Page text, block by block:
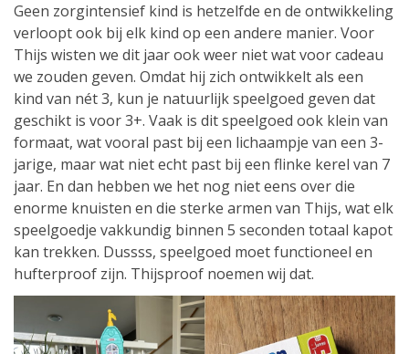
Geen zorgintensief kind is hetzelfde en de ontwikkeling
verloopt ook bij elk kind op een andere manier. Voor
Thijs wisten we dit jaar ook weer niet wat voor cadeau
we zouden geven. Omdat hij zich ontwikkelt als een
kind van nét 3, kun je natuurlijk speelgoed geven dat
geschikt is voor 3+. Vaak is dit speelgoed ook klein van
formaat, wat vooral past bij een lichaampje van een 3-
jarige, maar wat niet echt past bij een flinke kerel van 7
jaar. En dan hebben we het nog niet eens over die
enorme knuisten en die sterke armen van Thijs, wat elk
speelgoedje vakkundig binnen 5 seconden totaal kapot
kan trekken. Dussss, speelgoed moet functioneel en
hufterproof zijn. Thijsproof noemen wij dat.